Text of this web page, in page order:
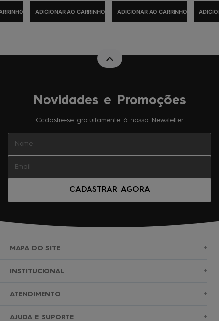
ADICIONAR AO CARRINHO ADICIONAR AO CARRINHO
Novidades e Promoções
Cadastre-se gratuitamente à nossa Newsletter
CADASTRAR AGORA
MAPA DO SITE +
SURF
INSTITUCIONAL +
SOBRE NÓS
ATENDIMENTO +
(11)2010-1028
AJUDA E SUPORTE +